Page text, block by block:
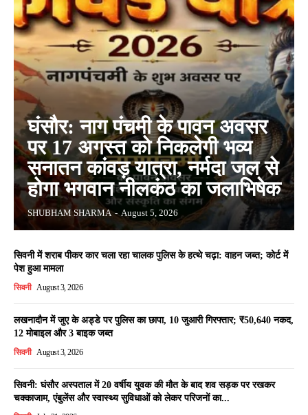
घंसौर: नाग पंचमी के पावन अवसर
पर 17 अगस्त को निकलेगी भव्य
सनातन कांवड़ यात्रा, नर्मदा जल से
होगा भगवान नीलकंठ का जलाभिषेक
SHUBHAM SHARMA - August 5, 2026
सिवनी में शराब पीकर कार चला रहा चालक पुलिस के हत्थे चढ़ा: वाहन जब्त; कोर्ट में
पेश हुआ मामला
सिवनी August 3, 2026
लखनादौन में जुए के अड्डे पर पुलिस का छापा, 10 जुआरी गिरफ्तार; ₹50,640 नकद,
12 मोबाइल और 3 बाइक जब्त
सिवनी August 3, 2026
सिवनी: घंसौर अस्पताल में 20 वर्षीय युवक की मौत के बाद शव सड़क पर रखकर
चक्काजाम, एंबुलेंस और स्वास्थ्य सुविधाओं को लेकर परिजनों का...